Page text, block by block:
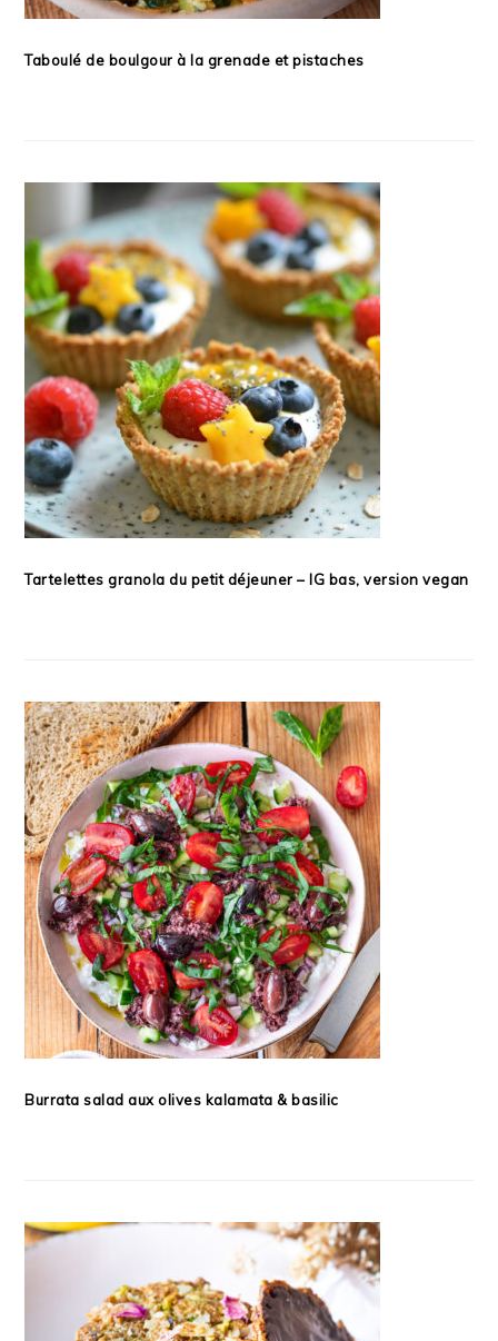
Taboulé de boulgour à la grenade et pistaches
Tartelettes granola du petit déjeuner – IG bas, version vegan
Burrata salad aux olives kalamata & basilic